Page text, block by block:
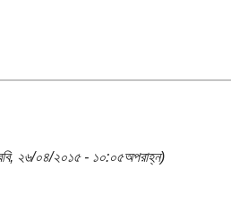
২৬/০৪/২০১৫ - ১০:০৫অপরাহ্ন)